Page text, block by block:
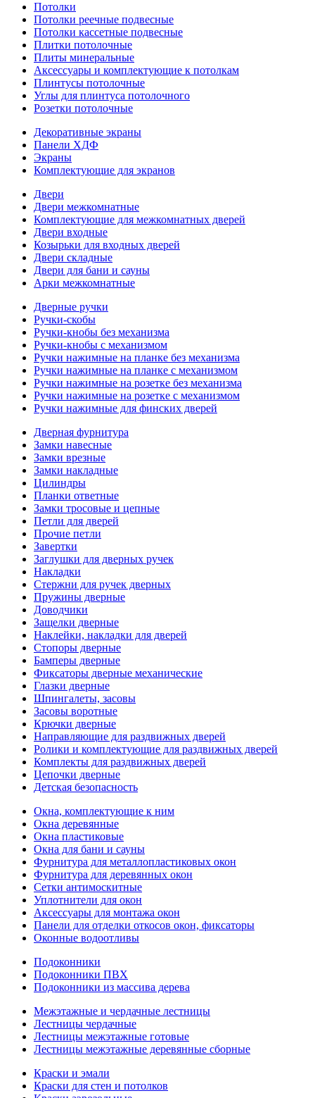
Потолки
Потолки реечные подвесные
Потолки кассетные подвесные
Плитки потолочные
Плиты минеральные
Аксессуары и комплектующие к потолкам
Плинтусы потолочные
Углы для плинтуса потолочного
Розетки потолочные
Декоративные экраны
Панели ХДФ
Экраны
Комплектующие для экранов
Двери
Двери межкомнатные
Комплектующие для межкомнатных дверей
Двери входные
Козырьки для входных дверей
Двери складные
Двери для бани и сауны
Арки межкомнатные
Дверные ручки
Ручки-скобы
Ручки-кнобы без механизма
Ручки-кнобы с механизмом
Ручки нажимные на планке без механизма
Ручки нажимные на планке с механизмом
Ручки нажимные на розетке без механизма
Ручки нажимные на розетке с механизмом
Ручки нажимные для финских дверей
Дверная фурнитура
Замки навесные
Замки врезные
Замки накладные
Цилиндры
Планки ответные
Замки тросовые и цепные
Петли для дверей
Прочие петли
Завертки
Заглушки для дверных ручек
Накладки
Стержни для ручек дверных
Пружины дверные
Доводчики
Защелки дверные
Наклейки, накладки для дверей
Стопоры дверные
Бамперы дверные
Фиксаторы дверные механические
Глазки дверные
Шпингалеты, засовы
Засовы воротные
Крючки дверные
Направляющие для раздвижных дверей
Ролики и комплектующие для раздвижных дверей
Комплекты для раздвижных дверей
Цепочки дверные
Детская безопасность
Окна, комплектующие к ним
Окна деревянные
Окна пластиковые
Окна для бани и сауны
Фурнитура для металлопластиковых окон
Фурнитура для деревянных окон
Сетки антимоскитные
Уплотнители для окон
Аксессуары для монтажа окон
Панели для отделки откосов окон, фиксаторы
Оконные водоотливы
Подоконники
Подоконники ПВХ
Подоконники из массива дерева
Межэтажные и чердачные лестницы
Лестницы чердачные
Лестницы межэтажные готовые
Лестницы межэтажные деревянные сборные
Краски и эмали
Краски для стен и потолков